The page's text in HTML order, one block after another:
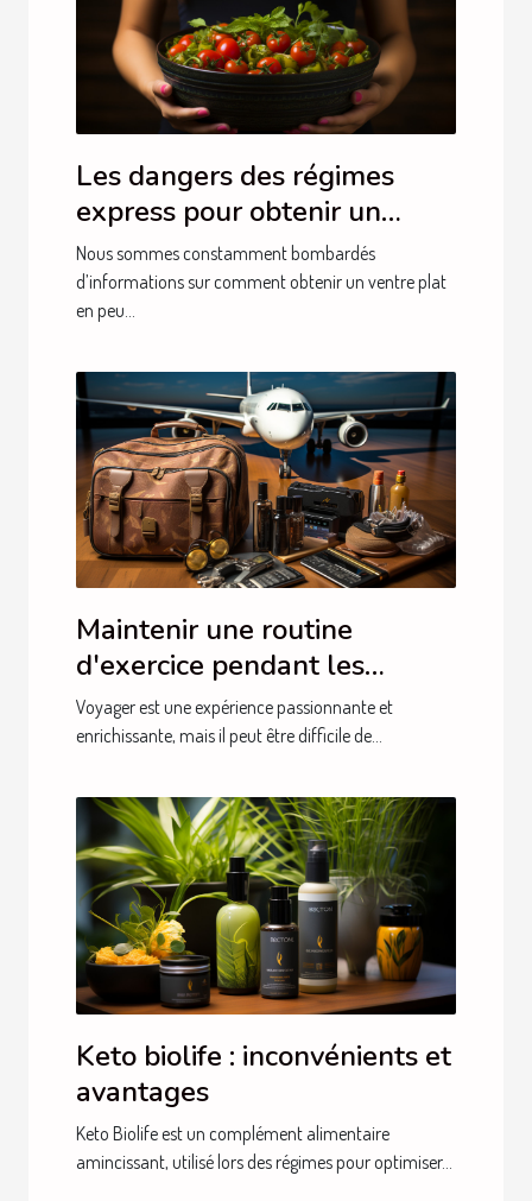
Les dangers des régimes
express pour obtenir un
ventre plat
Nous sommes constamment bombardés
d’informations sur comment obtenir un ventre plat
en peu...
Maintenir une routine
d'exercice pendant les
voyages
Voyager est une expérience passionnante et
enrichissante, mais il peut être difficile de...
Keto biolife : inconvénients et
avantages
Keto Biolife est un complément alimentaire
amincissant, utilisé lors des régimes pour optimiser...